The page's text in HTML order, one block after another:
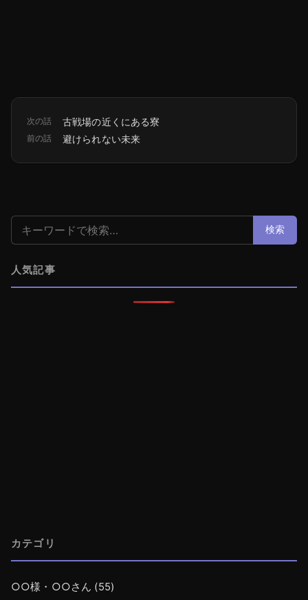
次の話 古戦場の近くにある寮
前の話 避けられない未来
検索: 検索
人気記事
カテゴリ
○○様・○○さん (55)